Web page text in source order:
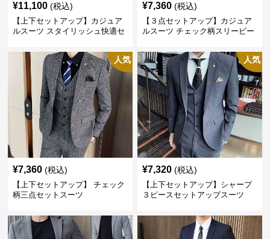
¥11,100 (税込)
【上下セットアップ】カジュア
ルスーツ スタイリッシュ快適セ
¥7,360 (税込)
【３点セットアップ】カジュア
ルスーツ チェック柄スリーピー
人気
¥7,360 (税込)
【上下セットアップ】 チェック
柄三点セットスーツ
人気
¥7,320 (税込)
【上下セットアップ】シャープ
３ピースセットアップスーツ